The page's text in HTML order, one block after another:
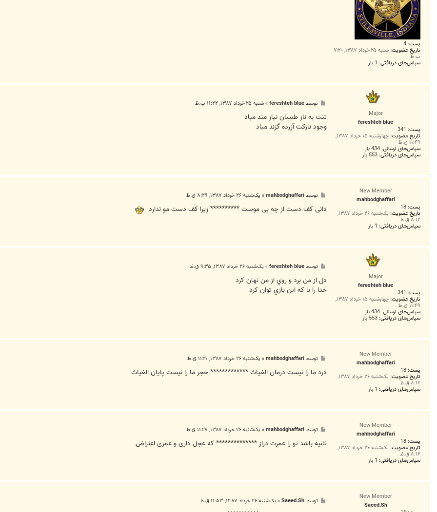
پست: 4
تاریخ عضویت: شنبه ۲۵ خرداد ۱۳۸۷, ۷:۲۰
ب.ظ
سپاس‌های دریافتی: 1 بار
Major
fereshteh blue
پست: 341
تاریخ عضویت: چهارشنبه ۱۵ خرداد ۱۳۸۷,
۱۱:۴۹ ق.ظ
سپاس‌های ارسالی: 434 بار
سپاس‌های دریافتی: 553 بار
ت
توسطfereshteh blue
»شنبه ۲۵ خرداد ۱۳۸۷, ۱۱:۲۲ ب.ظ
تنت به ناز طبيبان نياز مند مباد
وجود نازکت آزرده گزند مباد
New Member
mahbodghaffari
پست: 18
تاریخ عضویت: یک‌شنبه ۲۶ خرداد ۱۳۸۷,
۸:۱۲ ق.ظ
سپاس‌های دریافتی: 1 بار
ت
توسطmahbodghaffari
» یک‌شنبه ۲۶ خرداد ۱۳۸۷, ۸:۲۹ ق.ظ
دانی کف دست از چه بی موست ********** زیرا کف دست مو ندارد
Major
fereshteh blue
پست: 341
تاریخ عضویت: چهارشنبه ۱۵ خرداد ۱۳۸۷,
۱۱:۴۹ ق.ظ
سپاس‌های ارسالی: 434 بار
سپاس‌های دریافتی: 553 بار
ت
توسطfereshteh blue
» یک‌شنبه ۲۶ خرداد ۱۳۸۷, ۹:۳۵ ق.ظ
دل از من برد و روي از من نهان کرد
خدا را با که اين بازي توان کرد
New Member
mahbodghaffari
پست: 18
تاریخ عضویت: یک‌شنبه ۲۶ خرداد ۱۳۸۷,
۸:۱۲ ق.ظ
سپاس‌های دریافتی: 1 بار
ت
توسطmahbodghaffari
» یک‌شنبه ۲۶ خرداد ۱۳۸۷, ۱۱:۲۰ ق.ظ
درد ما را نیست درمان الغیاث ************* حجر ما را نیست پایان الغیاث
New Member
mahbodghaffari
پست: 18
تاریخ عضویت: یک‌شنبه ۲۶ خرداد ۱۳۸۷,
۸:۱۲ ق.ظ
سپاس‌های دریافتی: 1 بار
ت
توسطmahbodghaffari
» یک‌شنبه ۲۶ خرداد ۱۳۸۷, ۱۱:۲۸ ق.ظ
ثانیه باشد تو را عمرت دراز ************** که عجل داری و عمری اعتراض
New Member
Saeed.Sh
توسطSaeed.Sh
» یک‌شنبه ۲۶ خرداد ۱۳۸۷, ۱۱:۵۳ ق.ظ